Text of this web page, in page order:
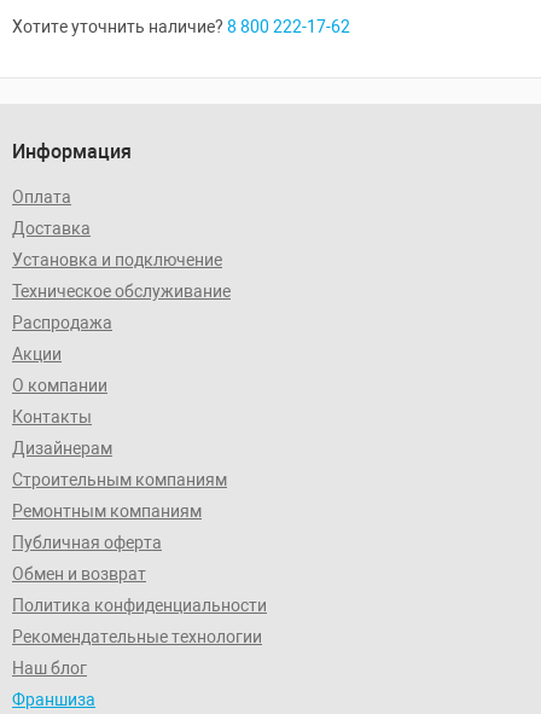
Хотите уточнить наличие? 8 800 222-17-62
Информация
Оплата
Доставка
Установка и подключение
Техническое обслуживание
Распродажа
Акции
О компании
Контакты
Дизайнерам
Строительным компаниям
Ремонтным компаниям
Публичная оферта
Обмен и возврат
Политика конфиденциальности
Рекомендательные технологии
Наш блог
Франшиза